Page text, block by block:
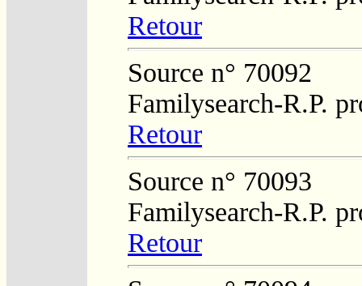
Retour
Source n° 70092
Familysearch-R.P.
Retour
Source n° 70093
Familysearch-R.P.
Retour